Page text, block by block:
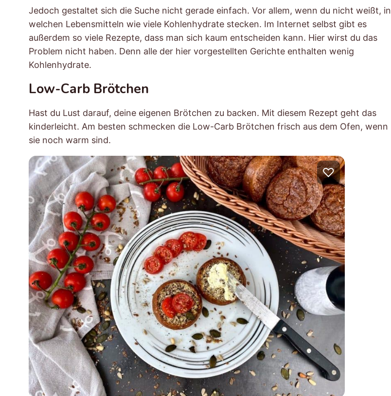
Jedoch gestaltet sich die Suche nicht gerade einfach. Vor allem, wenn du nicht weißt, in
welchen Lebensmitteln wie viele Kohlenhydrate stecken. Im Internet selbst gibt es
außerdem so viele Rezepte, dass man sich kaum entscheiden kann. Hier wirst du das
Problem nicht haben. Denn alle der hier vorgestellten Gerichte enthalten wenig
Kohlenhydrate.
Low-Carb Brötchen
Hast du Lust darauf, deine eigenen Brötchen zu backen. Mit diesem Rezept geht das
kinderleicht. Am besten schmecken die Low-Carb Brötchen frisch aus dem Ofen, wenn
sie noch warm sind.
♡